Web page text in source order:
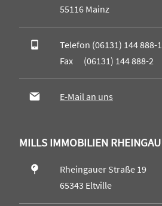
55116 Mainz
Telefon (06131) 144 888-1
Fax (06131) 144 888-2
E-Mail an uns
MILLS IMMOBILIEN RHEINGAU
Rheingauer Straße 19
65343 Eltville